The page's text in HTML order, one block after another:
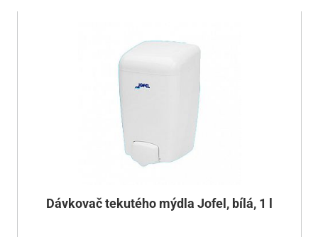
Dávkovač tekutého mýdla Jofel, bílá, 1 l